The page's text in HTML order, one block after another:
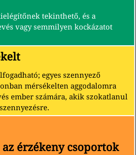
tekinthető, és a
vagy semmilyen kockázatot
egyes szennyező
mérsékelten aggodalomra
ember számára, akik szokatlanul
az érzékeny csoportok